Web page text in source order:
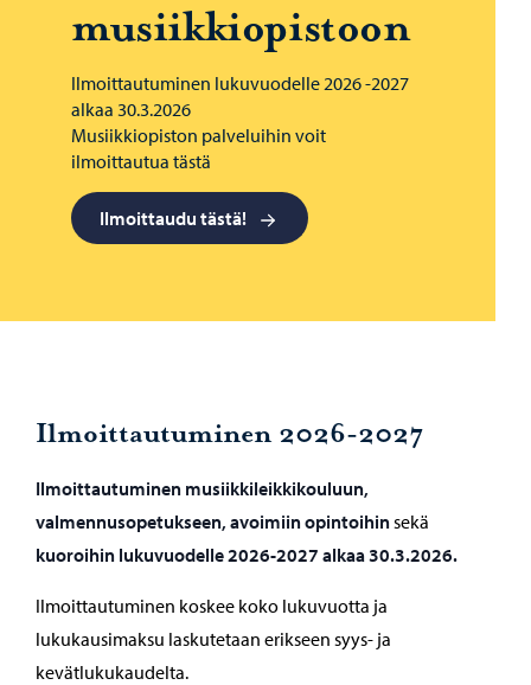
musiikkiopistoon
Ilmoittautuminen lukuvuodelle 2026 -2027
alkaa 30.3.2026
Musiikkiopiston palveluihin voit
ilmoittautua tästä
Ilmoittaudu tästä!
Ilmoittautuminen 2026-2027
Ilmoittautuminen musiikkileikkikouluun,
valmennusopetukseen, avoimiin opintoihinsekä
kuoroihin lukuvuodelle 2026-2027 alkaa 30.3.2026.
Ilmoittautuminen koskee koko lukuvuotta ja
lukukausimaksu laskutetaan erikseen syys- ja
kevätlukukaudelta.